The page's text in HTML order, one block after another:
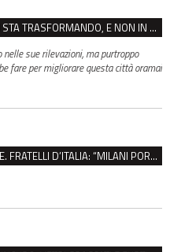
IL CENTRO STORICO DI REGGIO SI STA TRASFORMANDO, E NON IN MEGLIO
sue rilevazioni, ma purtroppo
fare per migliorare questa città oramai
HELLWATT, SCONTRO SENZA FINE. FRATELLI D’ITALIA: “MILANI PORTA DOCUMENTI, DE FRANCO INSULTI”